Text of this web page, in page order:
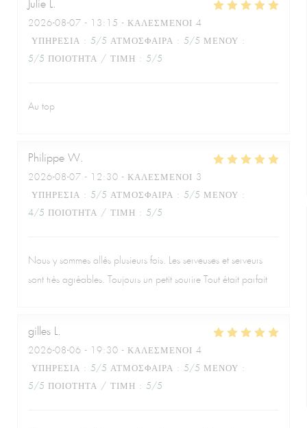
Julie L
2026-08-07 - 13:15 - ΚΑΛΕΣΜΈΝΟΙ 4
ΥΠΗΡΕΣΊΑ : 5/5 ΑΤΜΌΣΦΑΙΡΑ : 5/5 ΜΕΝΟΎ :
5/5 ΠΟΙΌΤΗΤΑ / ΤΙΜΉ : 5/5
Au top
Philippe W
2026-08-07 - 12:30 - ΚΑΛΕΣΜΈΝΟΙ 3
ΥΠΗΡΕΣΊΑ : 5/5 ΑΤΜΌΣΦΑΙΡΑ : 5/5 ΜΕΝΟΎ :
4/5 ΠΟΙΌΤΗΤΑ / ΤΙΜΉ : 5/5
Nous y sommes allés plusieurs fois. Les serveuses et serveurs
sont très agréables. Toujours un petit sourire Tout était parfait
gilles L
2026-08-06 - 19:30 - ΚΑΛΕΣΜΈΝΟΙ 4
ΥΠΗΡΕΣΊΑ : 5/5 ΑΤΜΌΣΦΑΙΡΑ : 5/5 ΜΕΝΟΎ :
5/5 ΠΟΙΌΤΗΤΑ / ΤΙΜΉ : 5/5